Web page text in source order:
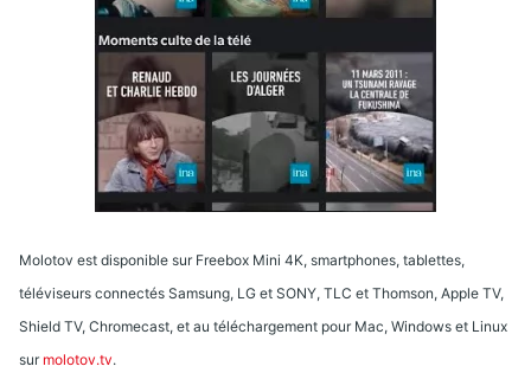
Molotov est disponible sur Freebox Mini 4K, smartphones, tablettes,
téléviseurs connectés Samsung, LG et SONY, TLC et Thomson, Apple TV,
Shield TV, Chromecast, et au téléchargement pour Mac, Windows et Linux
sur molotov.tv.